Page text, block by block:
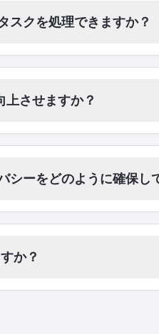
スクを処理できますか？
させますか？
シーをどのように確保し
か？